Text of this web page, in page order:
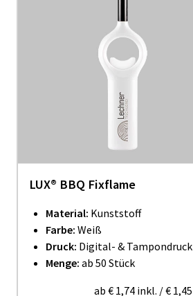
LUX® BBQ Fixflame
Material: Kunststoff
Farbe: Weiß
Druck: Digital- & Tampondruck
Menge: ab 50 Stück
ab € 1,74 inkl. /€ 1,45